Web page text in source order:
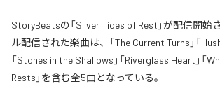
StoryBeatsの「Silver Tides of Rest」が配信開始
ル配信された楽曲は、「The Current Turns」「
「Stones in the Shallows」「Riverglass Heart」「
Rests」を含む全5曲となっている。